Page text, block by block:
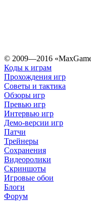
© 2009—2016
Коды к играм
Прохождения игр
Советы и тактика
Обзоры игр
Превью игр
Интервью игр
Демо-версии игр
Патчи
Трейнеры
Сохранения
Видеоролики
Скриншоты
Игровые обои
Блоги
Форум